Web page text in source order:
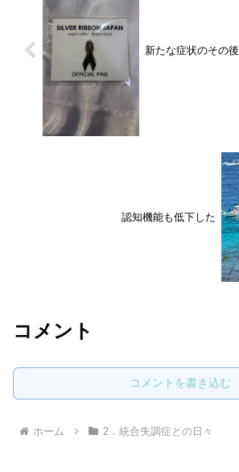
新たな症状のその後
認知機能も低下した
コメント
コメントを書き込む
ホーム 2．統合失調症との日々